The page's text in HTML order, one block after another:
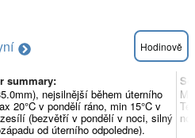
Hodinově
summary:
nejsilnější během úterního
20°C v pondělí ráno, min 15°C v
(bezvětří v pondělí v noci, silný
od úterního odpoledne).